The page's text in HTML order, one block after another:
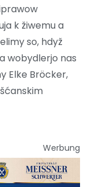
k žiwemu a
so, hdyž
wobydlerjo nas
Elke Bröcker,
Werbung